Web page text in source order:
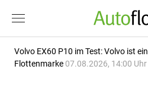
Volvo EX60 P10 im Test: Volvo ist
Flottenmarke 07.08.2026, 14:00 Uhr